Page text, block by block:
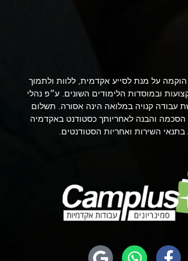
על מנת לסייע אקדמית, ללוות ולתמוך
ובמוסדות הלימודים השונים. ע״פ נהלי
עבודה קנויה במלואה הינה אסורה. תשלום
והבנה לאחריותך כסטודנט באקדמיה
בתנאי השירות ואחריות הסטודנטים.